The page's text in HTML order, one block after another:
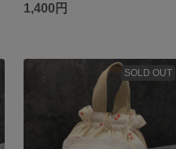
1,400円
SOLD OUT